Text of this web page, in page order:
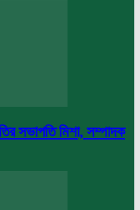
সভাপতি মিশা, সম্পাদক